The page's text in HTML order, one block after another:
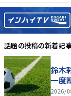
話題の投稿の新着記
鈴木
一度
2026/